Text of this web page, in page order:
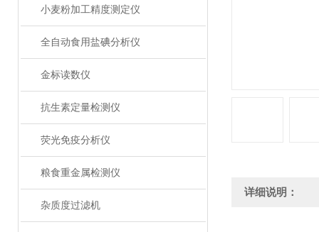
小麦粉加工精度测定仪
全自动食用盐碘分析仪
金标读数仪
抗生素定量检测仪
荧光免疫分析仪
粮食重金属检测仪
杂质度过滤机
详细说明：